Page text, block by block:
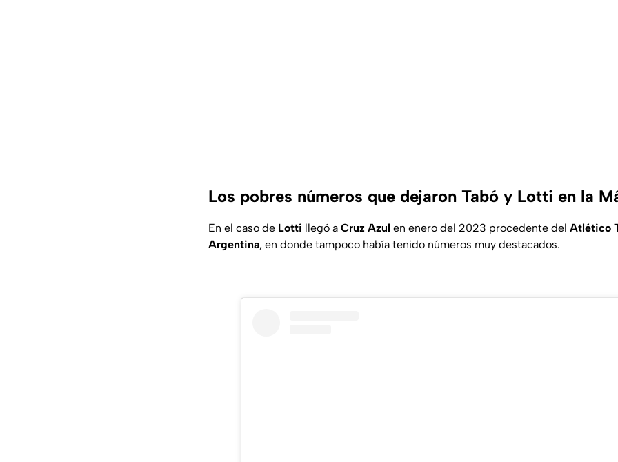
Los pobres números que dejaron Tabó y Lotti en la
En el caso de Lotti llegó a Cruz Azul en enero del 2023 procedente del Atlético
Argentina, en donde tampoco había tenido números muy destacados.